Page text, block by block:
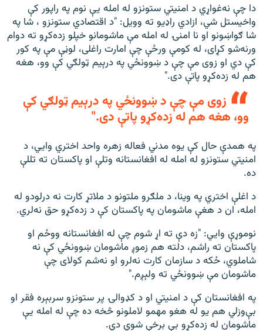
دا چې نه‌غواړي د امنیتي ستونزو له امله یې نوم په راپور کې
واخیستل شي، ازادي راډیو ته وویل: "د اقتصادي ستونزو ، شا په
شا ګواښونو او نا امنۍ له امله مې ماشومانو خپلو زده‌کړو ته دوام
ورنه‌شو کړای، له کومې ورځې چې امارت راغلی، لوڼې مې په کور
کې دي او زوی مې چې د ښوونځي په درېیم ټولګي کې وو، هغه
هم له زده‌کړو پاتې دی."
زوی مې چې د ښوونځي په درېیم ټولګي کې
وو، هغه هم له زده‌کړو پاتې دی."
په همدې حال کې یوه مدني فعاله زهره واحد اختري وايي، د
امنیتي ستونزو له امله له افغانستانه وتلې او پاکستان ته تللې
ده.
د اغلې اختري په وینا، د ملګرو ملتونو د ملاتړ کارت نه درلودو له
امله، ان د هغې ماشومان په پاکستان کې د زده‌کړو حق نه‌لري.
نوموړې وايي: "زه دې ته اړ شوم چې له افغانستانه ووځم او
پاکستان ته راشم، دلته هم زموږ ماشومان ښوونځي کې نه
شاملوي، ځکه د سازمان کارت نه‌لرو او نه‌شم کولای چې
ماشومان مې ښوونځي ته ولېږم."
په افغانستان کې د امنیتي او د کډوالۍ پر ستونزو سربېره فقر او
بې‌وزلي هم یو له هغو مهمو لاملونو څخه ده چې له امله يې
ماشومان له زده‌کړو بې برخې شوي دي.